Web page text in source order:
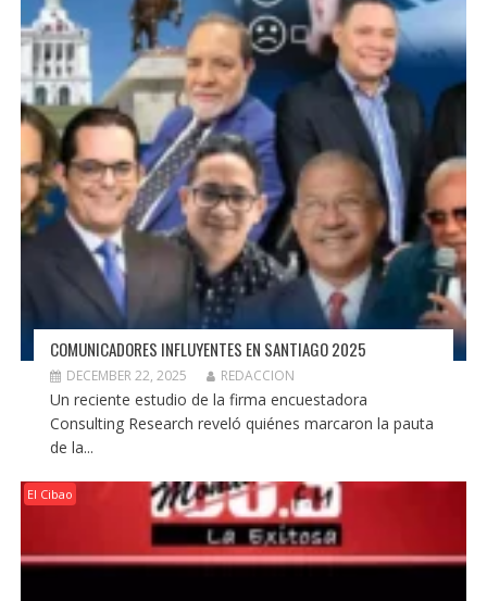
COMUNICADORES INFLUYENTES EN SANTIAGO 2025
DECEMBER 22, 2025 REDACCION
Un reciente estudio de la firma encuestadora
Consulting Research reveló quiénes marcaron la pauta
de la...
El Cibao